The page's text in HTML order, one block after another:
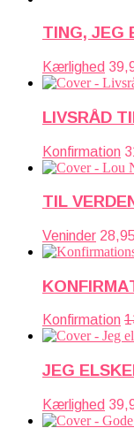
TING, JEG
Kærlighed
LIVSRÅD
Konfirmation
TIL
Veninder 28,95
Konfirmation
JEG
Kærlighed